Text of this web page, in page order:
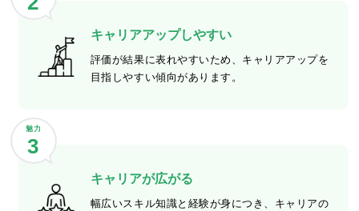
キャリアアップしやすい
評価が結果に表れやすいため、キャリアアップを
目指しやすい傾向があります。
魅力
3
キャリアが広がる
幅広いスキル知識と経験が身につき、キャリアの